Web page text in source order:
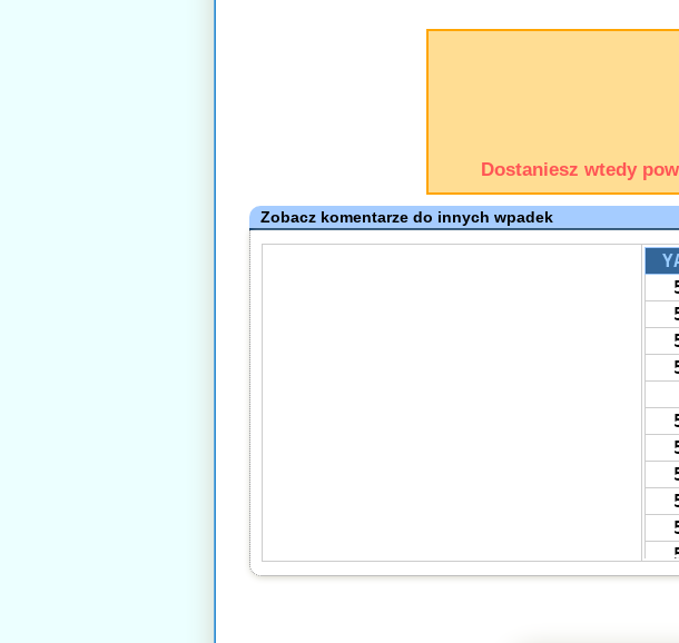
Dostaniesz wtedy
Zobacz komentarze do innych wpadek